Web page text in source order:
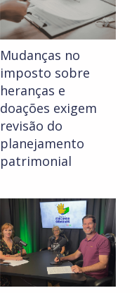
Mudanças no
imposto sobre
heranças e
doações exigem
revisão do
planejamento
patrimonial